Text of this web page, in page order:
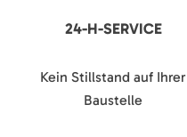
24-H-SERVICE
Kein Stillstand auf Ihrer
Baustelle